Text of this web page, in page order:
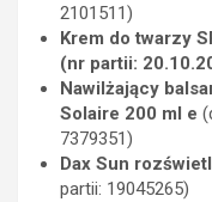
2101511)
Krem do twarzy
(nr partii:
Nawilżający
Solaire 200 ml e
7379351)
Dax Sun
partii: 19045265)